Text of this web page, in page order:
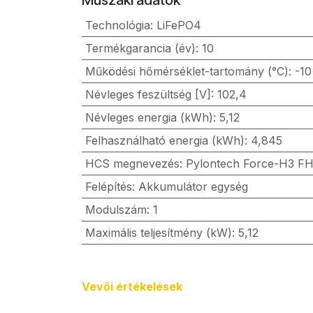
Technológia: LiFePO4
Termékgarancia (év): 10
Működési hőmérséklet-tartomány (°C): -
Névleges feszültség [V] : 102,4
Névleges energia (kWh): 5,12
Felhasználható energia (kWh): 4,845
HCS megnevezés: Pylontech Force-H3
Felépítés: Akkumulátor egység
Modulszám: 1
Maximális teljesítmény (kW): 5,12
Vevői értékel​ések